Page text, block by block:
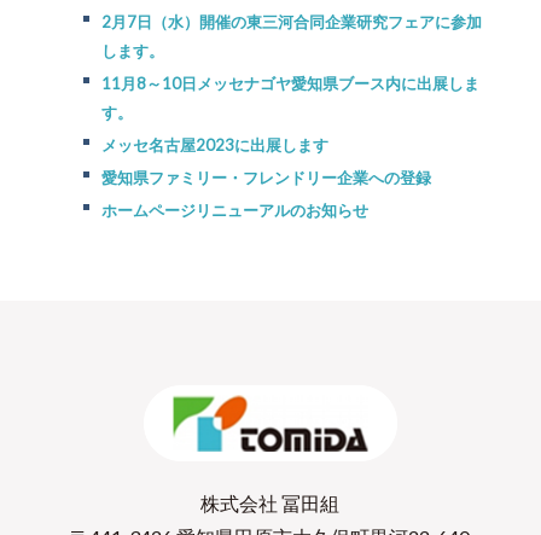
2月7日（水）開催の東三河合同企業研究フェアに参加
します。
11月8～10日メッセナゴヤ愛知県ブース内に出展しま
す。
メッセ名古屋2023に出展します
愛知県ファミリー・フレンドリー企業への登録
ホームページリニューアルのお知らせ
株式会社 冨田組